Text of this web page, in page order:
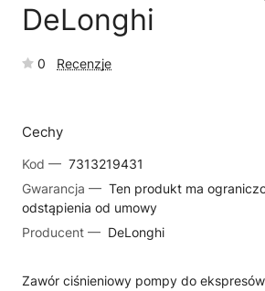
DeLonghi
0 Recenzje
Cechy
Kod — 7313219431
Gwarancja — Ten produkt ma
odstąpienia od umowy
Producent — DeLonghi
Zawór ciśnieniowy pompy do